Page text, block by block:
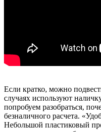
Если кратко, можно
случаях используют
попробуем разобраться,
безналичного расчета.
Небольшой пластиковый